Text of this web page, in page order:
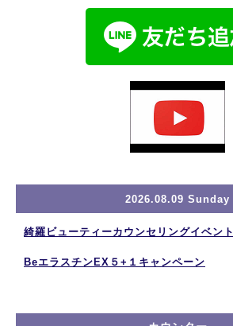
2026.08.09 Sunday
綺羅ビューティーカウンセリングイベント
BeエラスチンEX５+１キャンペーン